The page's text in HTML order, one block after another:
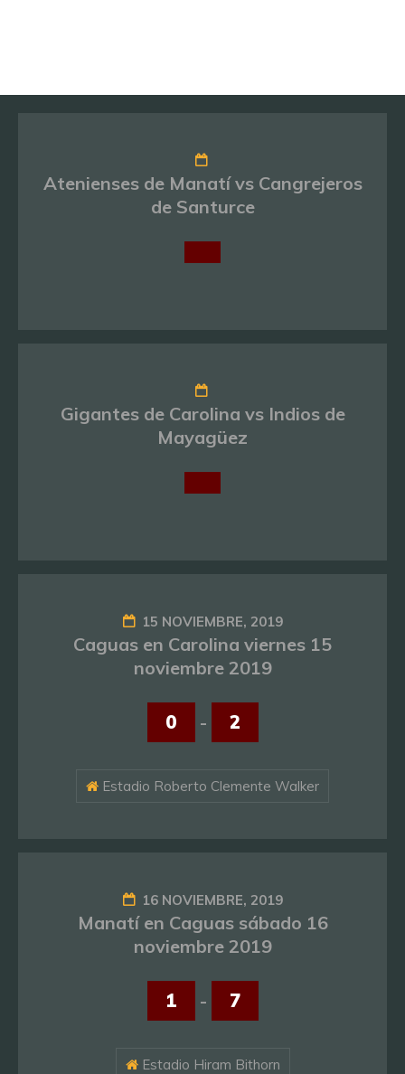
Atenienses de Manatí vs Cangrejeros
de Santurce
Gigantes de Carolina vs Indios de
Mayagüez
15 NOVIEMBRE, 2019
Caguas en Carolina viernes 15
noviembre 2019
0 - 2
Estadio Roberto Clemente Walker
16 NOVIEMBRE, 2019
Manatí en Caguas sábado 16
noviembre 2019
1 - 7
Estadio Hiram Bithorn